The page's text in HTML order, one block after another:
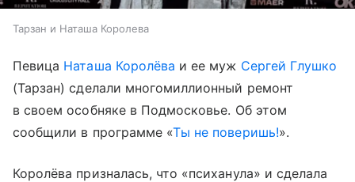
Тарзан и Наташа Королева
Певица Наташа Королёва и ее муж Сергей Глушко
(Тарзан) сделали многомиллионный ремонт
в своем особняке в Подмосковье. Об этом
сообщили в программе «Ты не поверишь!».
Королёва призналась, что «психанула» и сделала